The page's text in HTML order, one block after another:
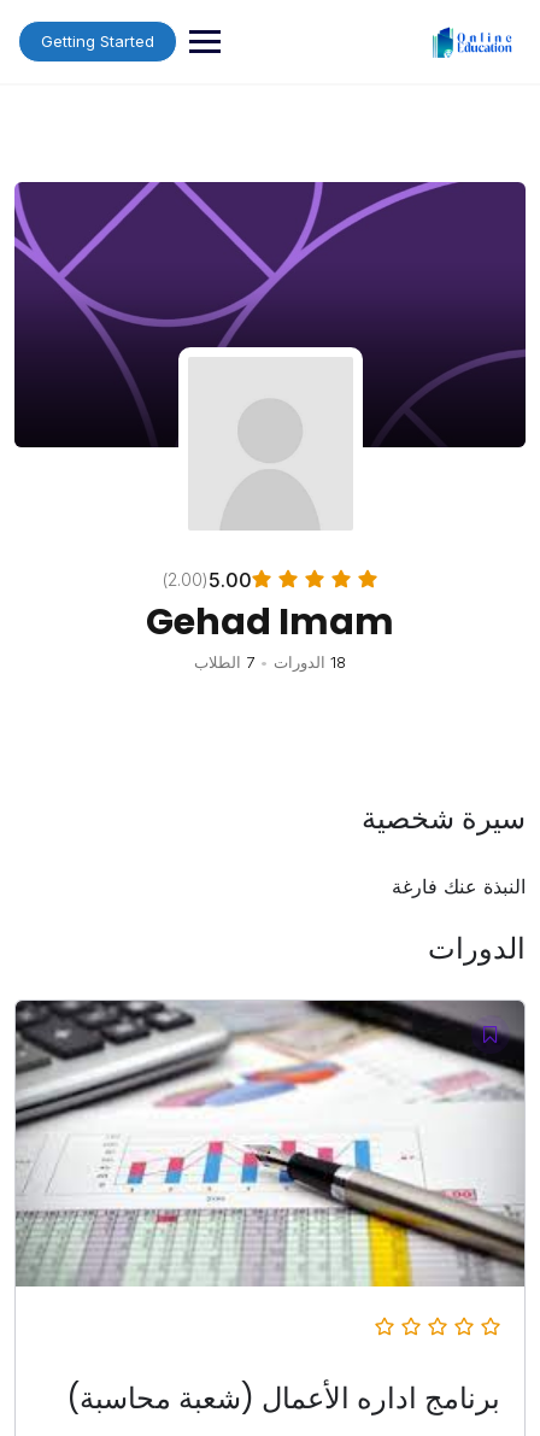
content
Getting Started
5.00
(2.00)
Gehad Imam
18 الدورات •
7 الطلاب
سيرة شخصية
النبذة عنك فارغة
الدورات
برنامج اداره الأعمال (شعبة محاسبة)